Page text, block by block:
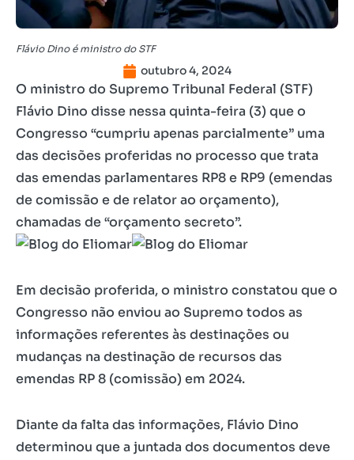
Flávio Dino é ministro do STF
outubro 4, 2024
O ministro do Supremo Tribunal Federal (STF)
Flávio Dino disse nessa quinta-feira (3) que o
Congresso “cumpriu apenas parcialmente” uma
das decisões proferidas no processo que trata
das emendas parlamentares RP8 e RP9 (emendas
de comissão e de relator ao orçamento),
chamadas de “orçamento secreto”.
Em decisão proferida, o ministro constatou que o
Congresso não enviou ao Supremo todos as
informações referentes às destinações ou
mudanças na destinação de recursos das
emendas RP 8 (comissão) em 2024.
Diante da falta das informações, Flávio Dino
determinou que a juntada dos documentos deve